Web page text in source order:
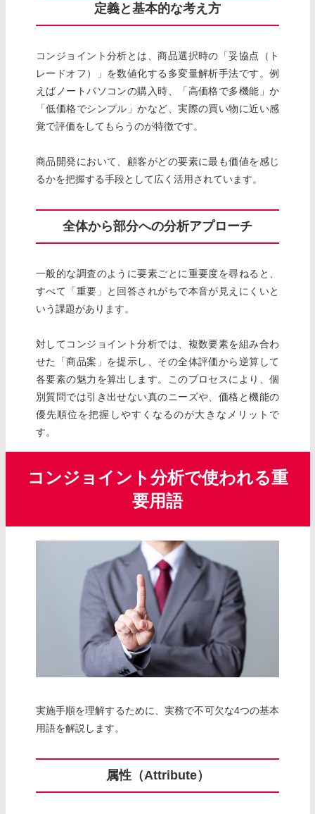
定義と基本的な考え方
コンジョイント分析とは、商品選択時の「妥協点（ト
レードオフ）」を数値化する多変量解析手法です。例
えばノートパソコンの購入時、「高価格で多機能」か
「低価格でシンプル」かなど、実際の買い物に近い感
覚で評価をしてもらうのが特徴です。
商品開発において、顧客がどの要素に最も価値を感じ
るかを把握する手段として広く活用されています。
全体から部分への分析アプローチ
一般的な調査のように要素ごとに重要度を尋ねると、
すべて「重要」と回答されがちで本音が見えにくいと
いう課題があります。
対してコンジョイント分析では、複数要素を組み合わ
せた「商品案」を提示し、その全体評価から逆算して
各要素の魅力を算出します。このプロセスにより、個
別質問では引き出せない真のニーズや、価格と機能の
優先順位を把握しやすくなるのが大きなメリットで
す。
コンジョイント分析で使われる重
要用語
実施手順を理解するために、実務で不可欠な4つの基本
用語を解説します。
属性（Attribute）